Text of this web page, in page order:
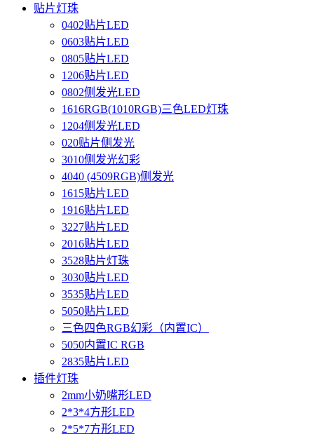
贴片灯珠
0402贴片LED
0603贴片LED
0805贴片LED
1206贴片LED
0802侧发光LED
1616RGB(1010RGB)三色LED灯珠
1204侧发光LED
020贴片侧发光
3010侧发光幻彩
4040 (4509RGB)侧发光
1615贴片LED
1916贴片LED
3227贴片LED
2016贴片LED
3528贴片灯珠
3030贴片LED
3535贴片LED
5050贴片LED
三色四色RGB幻彩（内置IC）
5050内置IC RGB
2835贴片LED
插件灯珠
2mm小奶嘴形LED
2*3*4方形LED
2*5*7方形LED